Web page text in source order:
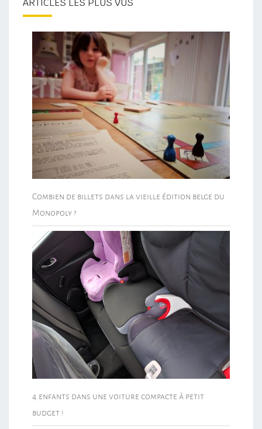
Combien de billets dans la vieille édition belge du
Monopoly ?
4 enfants dans une voiture compacte à petit
budget !